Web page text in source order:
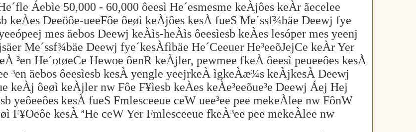
Áebìe 50,000 - 60,000 ôeesì He´esmesme keÀjôes keÀr ãecelee
keÀes Deeöôe-ueeFôe ôeøì keÀjôes kesÀ fueS Me´ssf¾bäe Deewj fye
mes äebos Deewj keÀìs-heÀìs ôeesìesb keÀes lesóper mes yeenj
Me´ssf¾bäe Deewj fye´kesÀfìbäe He´Ceeuer He³eeõJejCe keÀr Yer
³en He´otøeCe Hewoe ôenR keÀjler, pewmee fkeÀ ôeesì peueeôes kesÀ
³en äebos ôeesìesb kesÀ yengle yeejrkeÀ ìgkeÀæ¾s keÀjkesÀ Deewj
keÀj ôeøì keÀjler nw Fôe F¥ìesb keÀes keÀe³eeõue³e Deewj Áej Hej
yeôeeôes kesÀ fueS Fmlesceeue ceW uee³ee pee mekeÀlee nw FônW
F¥Oeôe kesÀ ªHe ceW Yer Fmlesceeue fkeÀ³ee pee mekeÀlee nw